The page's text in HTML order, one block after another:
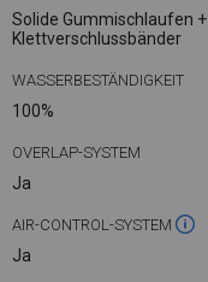
Solide Gummischlaufen +
Klettverschlussbänder
WASSERBESTÄNDIGKEIT
100%
OVERLAP-SYSTEM
Ja
AIR-CONTROL-SYSTEM
Ja